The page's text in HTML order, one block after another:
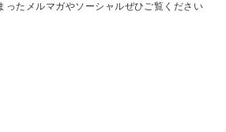
ったメルマガやソーシャルぜひご覧ください